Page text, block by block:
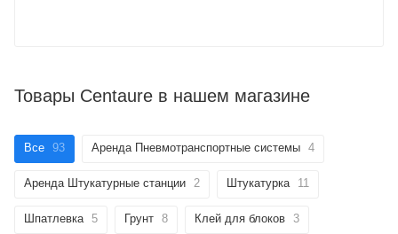
Товары Centaure в нашем магазине
Все 93 Аренда Пневмотранспортные системы 4
Аренда Штукатурные станции 2 Штукатурка 11
Шпатлевка 5 Грунт 8 Клей для блоков 3